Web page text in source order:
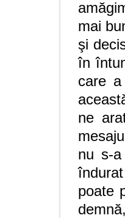
mai
şi
în
care
ne
nu s-
poate